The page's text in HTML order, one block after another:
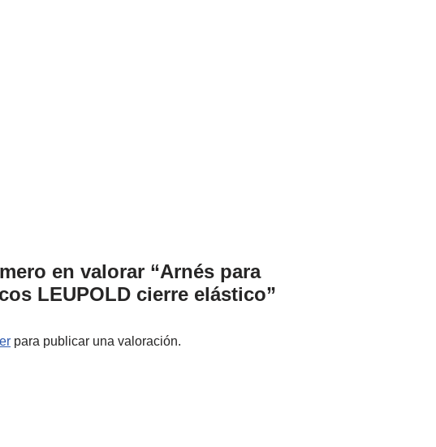
en valorar “Arnés para
LEUPOLD cierre elástico”
para publicar una valoración.